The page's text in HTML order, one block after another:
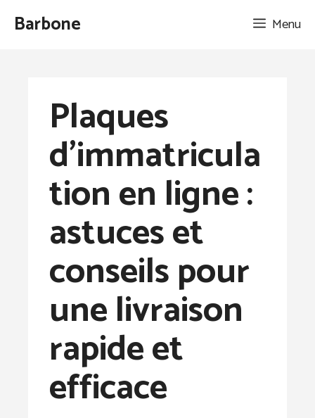
AllerBarbone Menu
Plaques
d’immatricula
tion en ligne :
astuces et
conseils pour
une livraison
rapide et
efficace